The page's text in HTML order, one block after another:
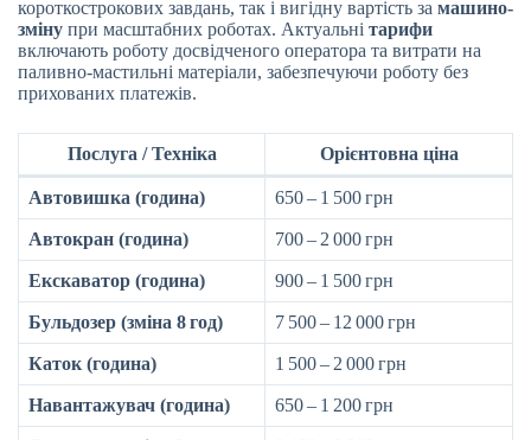
короткострокових завдань, так і вигідну вартість за машино-
зміну при масштабних роботах. Актуальні тарифи
включають роботу досвідченого оператора та витрати на
паливно-мастильні матеріали, забезпечуючи роботу без
прихованих платежів.
Послуга / Техніка Орієнтовна ціна
Автовишка (година) 650 – 1 500 грн
Автокран (година) 700 – 2 000 грн
Екскаватор (година) 900 – 1 500 грн
Бульдозер (зміна 8 год) 7 500 – 12 000 грн
Каток (година) 1 500 – 2 000 грн
Навантажувач (година) 650 – 1 200 грн